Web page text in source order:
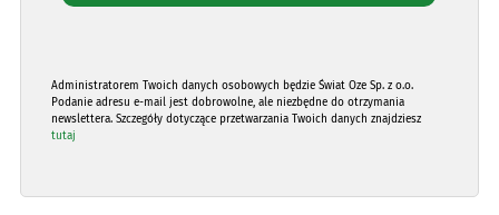
Administratorem Twoich danych osobowych będzie Świat Oze Sp. z o.o.
Podanie adresu e-mail jest dobrowolne, ale niezbędne do otrzymania
newslettera. Szczegóły dotyczące przetwarzania Twoich danych znajdziesz
tutaj